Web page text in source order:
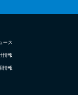
ース
情報
情報